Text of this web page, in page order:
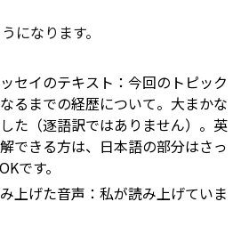
になります。
セイのテキスト：今回のトピック
るまでの経歴について。大まかな
た（逐語訳ではありません）。英
できる方は、日本語の部分はさっ
です。
上げた音声：私が読み上げていま